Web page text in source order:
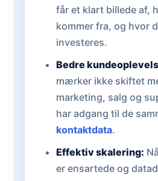
får et klart billede af,
kommer fra, og hvor
investeres.
Bedre
mærker ikke skiftet
marketing, salg og
har adgang til de
kontaktdata.
Effektiv skalering:
er ensartede og